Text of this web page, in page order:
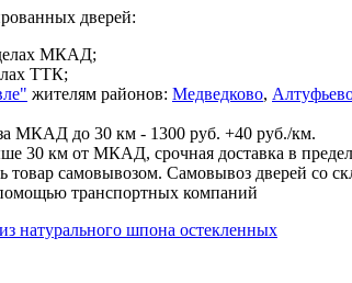
дверей:
МКАД;
ТТК;
жителям районов: Медведково,
МКАД до 30 км - 1300 руб. +40 руб./км.
30 км от МКАД, срочная доставка в
товар самовывозом. Самовывоз дверей со
транспортных компаний
натурального шпона остекленных